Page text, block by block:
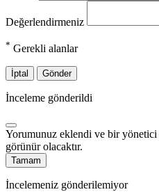
Değerlendirmeniz
* Gerekli alanlar
İptal Gönder
İnceleme gönderildi
Yorumunuz eklendi ve bir yönetici
görünür olacaktır.
Tamam
İncelemeniz gönderilemiyor